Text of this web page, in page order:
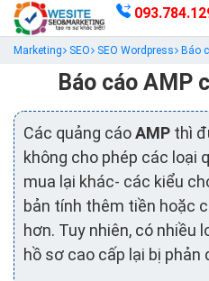
Marketing SEO SEO Wordpress Báo
Báo cáo AMP
Các quảng cáoAMP thì
không cho phép các loại
mua lại khác- các kiểu
bản tính thêm tiền hoặc
hơn. Tuy nhiên, có nhiều
hồ sơ cao cấp lại bị